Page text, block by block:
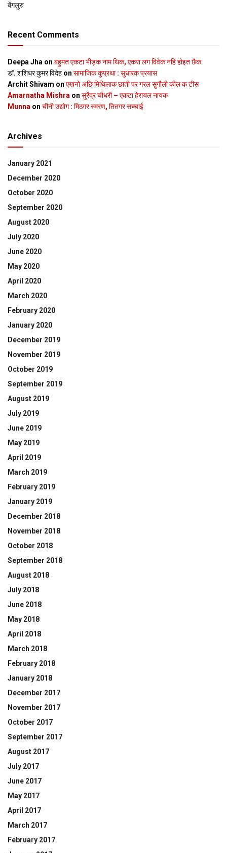
बेंगलुरु
Recent Comments
Deepa Jha on बहुमत एकटा भीड़क नाम थिक, एकरा लग विवेक नहि होइत छैक
डॉ. शशिधर कुमर विदेह on सामाजिक कुप्रथा : सुधारक प्रयास
Archit Shivam on एखनो अछि मिथिलाक छाती पर गरल सुगौली कील क टीस
Amarnatha Mishra on सुरेंद्र चौधरी – एकटा हेरायल नायक
Munna on चीनी उद्योग : मिठगर स्‍मरण, तितगर सच्‍चाई
Archives
January 2021
December 2020
October 2020
September 2020
August 2020
July 2020
June 2020
May 2020
April 2020
March 2020
February 2020
January 2020
December 2019
November 2019
October 2019
September 2019
August 2019
July 2019
June 2019
May 2019
April 2019
March 2019
February 2019
January 2019
December 2018
November 2018
October 2018
September 2018
August 2018
July 2018
June 2018
May 2018
April 2018
March 2018
February 2018
January 2018
December 2017
November 2017
October 2017
September 2017
August 2017
July 2017
June 2017
May 2017
April 2017
March 2017
February 2017